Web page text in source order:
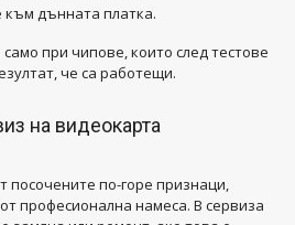
дънната платка.
при чипове, които след тестове
че са работещи.
на видеокарта
посочените по-горе признаци,
професионална намеса. В сервиза